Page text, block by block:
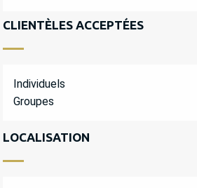
CLIENTÈLES ACCEPTÉES
Individuels
Groupes
LOCALISATION